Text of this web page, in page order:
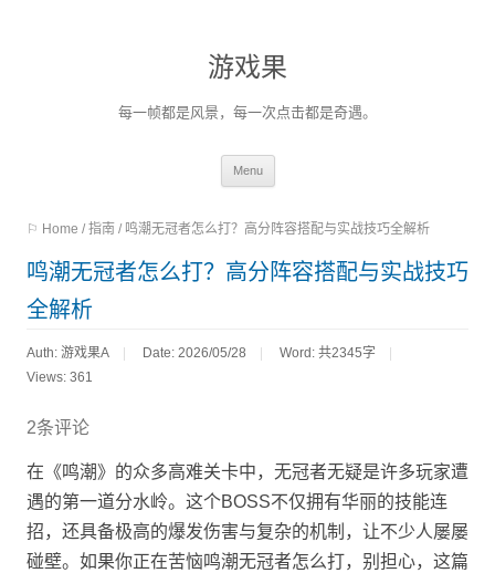
游戏果
每一帧都是风景，每一次点击都是奇遇。
Menu
content
⚐ Home / 指南 / 鸣潮无冠者怎么打？高分阵容搭配与实战技巧全解析
鸣潮无冠者怎么打？高分阵容搭配与实战技巧
全解析
Auth: 游戏果A Date: 2026/05/28 Word: 共2345字
Views: 361
2条评论
在《鸣潮》的众多高难关卡中，无冠者无疑是许多玩家遭
遇的第一道分水岭。这个BOSS不仅拥有华丽的技能连
招，还具备极高的爆发伤害与复杂的机制，让不少人屡屡
碰壁。如果你正在苦恼鸣潮无冠者怎么打，别担心，这篇